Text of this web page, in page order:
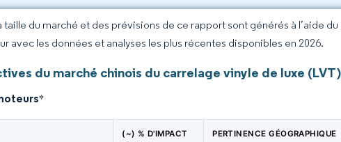
taille du marché et des prévisions de ce rapport sont générés à l’aide
avec les données et analyses les plus récentes disponibles en 2026.
du marché chinois du carrelage vinyle de luxe (LVT)
*
(~) % D'IMPACT
PERTINENCE GÉOGRAPHIQUE